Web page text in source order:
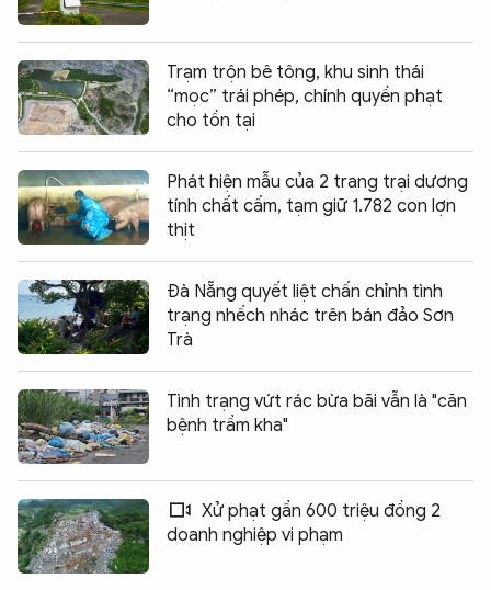
Trạm trộn bê tông, khu sinh thái
“mọc” trái phép, chính quyền phạt
cho tồn tại
Phát hiện mẫu của 2 trang trại dương
tính chất cấm, tạm giữ 1.782 con lợn
thịt
Đà Nẵng quyết liệt chấn chỉnh tình
trạng nhếch nhác trên bán đảo Sơn
Trà
Tình trạng vứt rác bừa bãi vẫn là "căn
bệnh trầm kha"
Xử phạt gần 600 triệu đồng 2
doanh nghiệp vi phạm